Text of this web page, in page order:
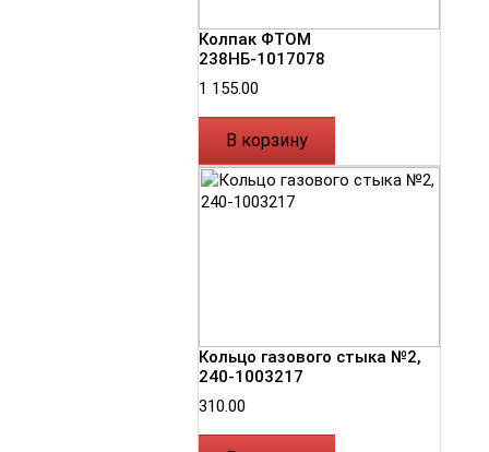
Колпак ФТОМ
238НБ-1017078
1 155.00
В корзину
Кольцо газового стыка №2,
240-1003217
310.00